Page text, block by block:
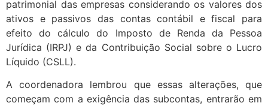
patrimonial das empresas considerando os valores dos
ativos e passivos das contas contábil e fiscal para
efeito do cálculo do Imposto de Renda da Pessoa
Jurídica (IRPJ) e da Contribuição Social sobre o Lucro
Líquido (CSLL).
A coordenadora lembrou que essas alterações, que
começam com a exigência das subcontas, entrarão em